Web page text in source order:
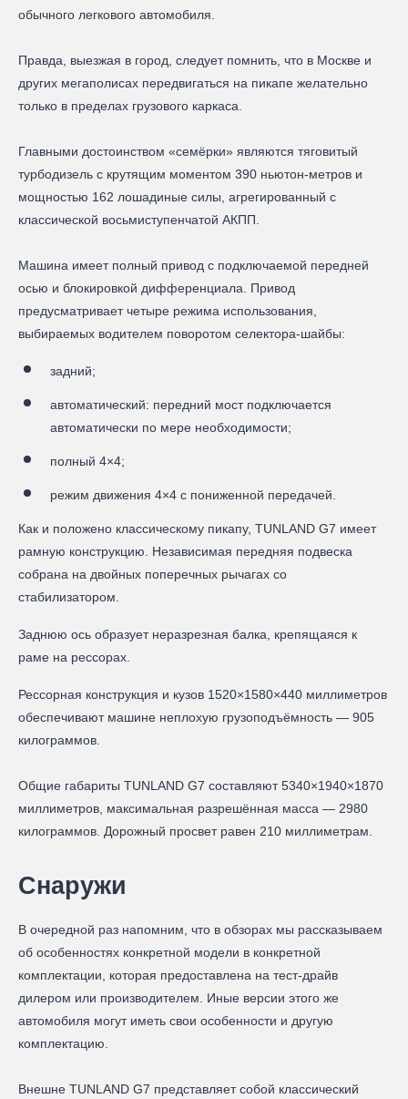
обычного легкового автомобиля.
Правда, выезжая в город, следует помнить, что в Москве и
других мегаполисах передвигаться на пикапе желательно
только в пределах грузового каркаса.
Главными достоинством «семёрки» являются тяговитый
турбодизель с крутящим моментом 390 ньютон-метров и
мощностью 162 лошадиные силы, агрегированный с
классической восьмиступенчатой АКПП.
Машина имеет полный привод с подключаемой передней
осью и блокировкой дифференциала. Привод
предусматривает четыре режима использования,
выбираемых водителем поворотом селектора-шайбы:
задний;
автоматический: передний мост подключается
автоматически по мере необходимости;
полный 4×4;
режим движения 4×4 с пониженной передачей.
Как и положено классическому пикапу, TUNLAND G7 имеет
рамную конструкцию. Независимая передняя подвеска
собрана на двойных поперечных рычагах со
стабилизатором.
Заднюю ось образует неразрезная балка, крепящаяся к
раме на рессорах.
Рессорная конструкция и кузов 1520×1580×440 миллиметров
обеспечивают машине неплохую грузоподъёмность — 905
килограммов.
Общие габариты TUNLAND G7 составляют 5340×1940×1870
миллиметров, максимальная разрешённая масса — 2980
килограммов. Дорожный просвет равен 210 миллиметрам.
Снаружи
В очередной раз напомним, что в обзорах мы рассказываем
об особенностях конкретной модели в конкретной
комплектации, которая предоставлена на тест-драйв
дилером или производителем. Иные версии этого же
автомобиля могут иметь свои особенности и другую
комплектацию.
Внешне TUNLAND G7 представляет собой классический